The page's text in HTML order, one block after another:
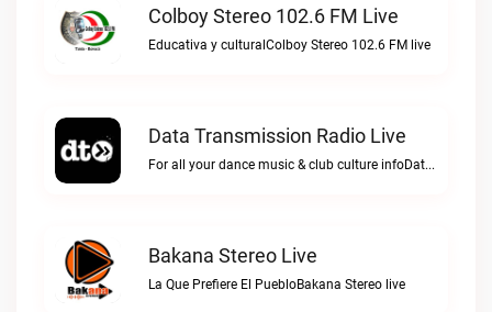
Colboy Stereo 102.6 FM Live
Educativa y culturalColboy Stereo 102.6 FM live
Data Transmission Radio Live
For all your dance music & club culture infoData Transmission Radio live
Bakana Stereo Live
La Que Prefiere El PuebloBakana Stereo live